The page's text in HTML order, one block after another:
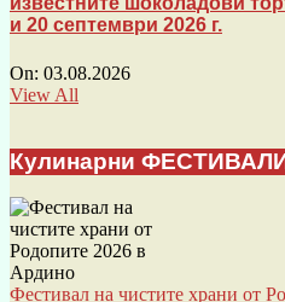
и 20 септември 2026 г.
On: 03.08.2026
View All
Кулинарни
Фестивал на чистите храни от